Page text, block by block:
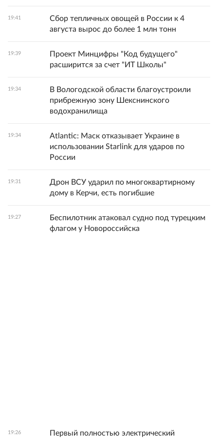
19:41
Сбор тепличных овощей в России к 4
августа вырос до более 1 млн тонн
19:39
Проект Минцифры "Код будущего"
расширится за счет "ИТ Школы"
19:34
В Вологодской области благоустроили
прибрежную зону Шекснинского
водохранилища
19:34
Atlantic: Маск отказывает Украине в
использовании Starlink для ударов по
России
19:31
Дрон ВСУ ударил по многоквартирному
дому в Керчи, есть погибшие
19:27
Беспилотник атаковал судно под турецким
флагом у Новороссийска
19:26
Первый полностью электрический